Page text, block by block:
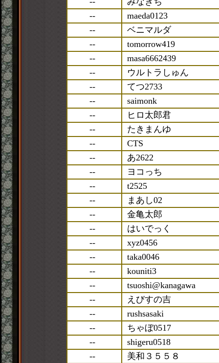
--
maeda0123
--
ベニマルダ
--
tomorrow419
--
masa6662439
--
ウルトラしゅん
--
てつ2733
--
saimonk
--
ヒロ太郎君
--
たきまんゆ
--
CTS
--
あ2622
--
ヨコっち
--
t2525
--
まあし02
--
金亀太郎
--
はいでっく
--
xyz0456
--
taka0046
--
kouniti3
--
tsuoshi@kanagawa
--
えびすの吉
--
rushsasaki
--
ちゃぼ0517
--
shigeru0518
--
美和３５５８